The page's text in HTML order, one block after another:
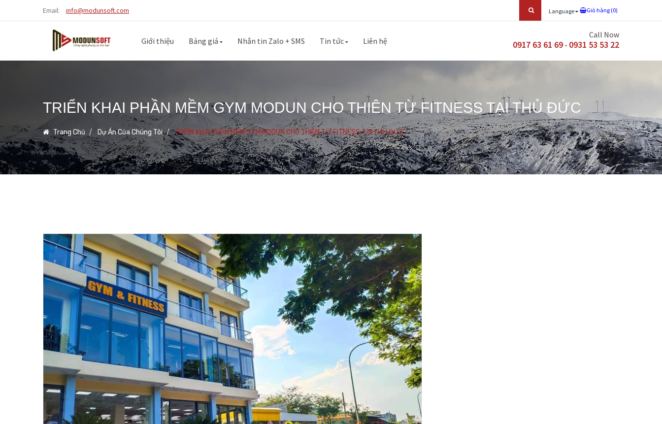
Email: info@modunsoft.com Language Giỏ hàng (0)
Giới thiệu Bảng giá Nhắn tin Zalo + SMS Tin tức Liên hệ
Call Now
0917 63 61 69 - 0931 53 53 22
TRIỂN KHAI PHẦN MỀM GYM MODUN CHO THIÊN TỪ FITNESS TẠI THỦ ĐỨC
Trang Chủ Dự Án Của Chúng Tôi TRIỂN KHAI PHẦN MỀM GYM MODUN CHO THIÊN TỪ FITNESS TẠI THỦ ĐỨC